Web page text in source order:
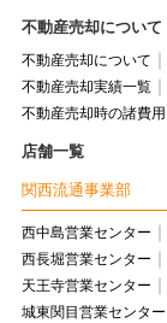
不動産売却について
不動産売却について
不動産売却実績一覧
不動産売却時の諸費用
店舗一覧
関西流通事業部
西中島営業センター
西長堀営業センター
天王寺営業センター
城東関目営業センター